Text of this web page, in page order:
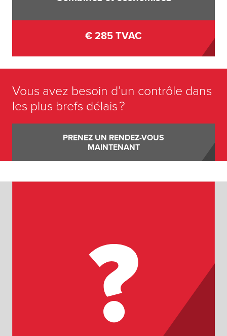
€ 285 TVAC
Vous avez besoin d’un contrôle dans
les plus brefs délais ?
PRENEZ UN RENDEZ-VOUS
MAINTENANT